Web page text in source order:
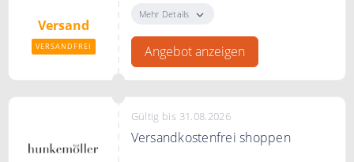
Versand
VERSANDFREI
Mehr Details
Angebot anzeigen
Gültig bis 31.08.2026
Versandkostenfrei shoppen